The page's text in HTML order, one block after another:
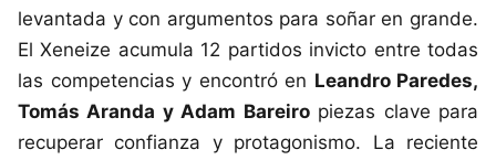
levantada y con argumentos para soñar en grande.
El Xeneize acumula 12 partidos invicto entre todas
las competencias y encontró en Leandro Paredes,
Tomás Aranda y Adam Bareiropiezas clave para
recuperar confianza y protagonismo. La reciente